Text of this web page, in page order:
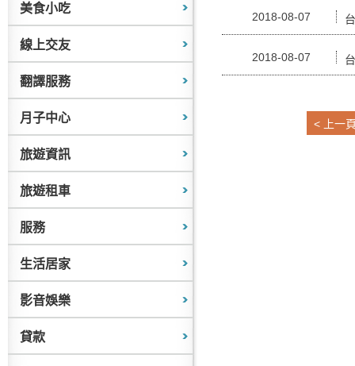
美食小吃
線上交友
翻譯服務
月子中心
旅遊資訊
旅遊租車
服務
生活居家
影音娛樂
貸款
2018-08-07
2018-08-07
< 上一